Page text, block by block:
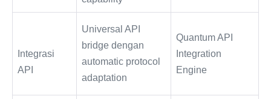
Integrasi
API
Universal API
bridge dengan
automatic protocol
adaptation
Quantum API
Integration
Engine